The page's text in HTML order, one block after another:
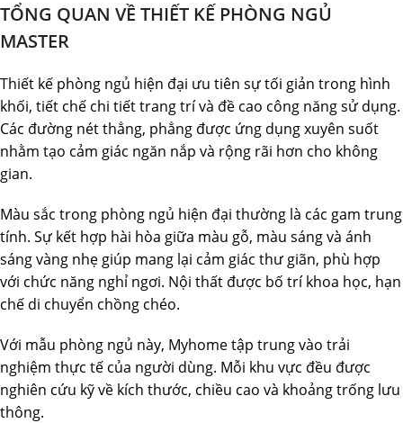
TỔNG QUAN VỀ THIẾT KẾ PHÒNG NGỦ
MASTER
Thiết kế phòng ngủ hiện đại ưu tiên sự tối giản trong hình
khối, tiết chế chi tiết trang trí và đề cao công năng sử dụng.
Các đường nét thẳng, phẳng được ứng dụng xuyên suốt
nhằm tạo cảm giác ngăn nắp và rộng rãi hơn cho không
gian.
Màu sắc trong phòng ngủ hiện đại thường là các gam trung
tính. Sự kết hợp hài hòa giữa màu gỗ, màu sáng và ánh
sáng vàng nhẹ giúp mang lại cảm giác thư giãn, phù hợp
với chức năng nghỉ ngơi. Nội thất được bố trí khoa học, hạn
chế di chuyển chồng chéo.
Với mẫu phòng ngủ này, Myhome tập trung vào trải
nghiệm thực tế của người dùng. Mỗi khu vực đều được
nghiên cứu kỹ về kích thước, chiều cao và khoảng trống lưu
thông.